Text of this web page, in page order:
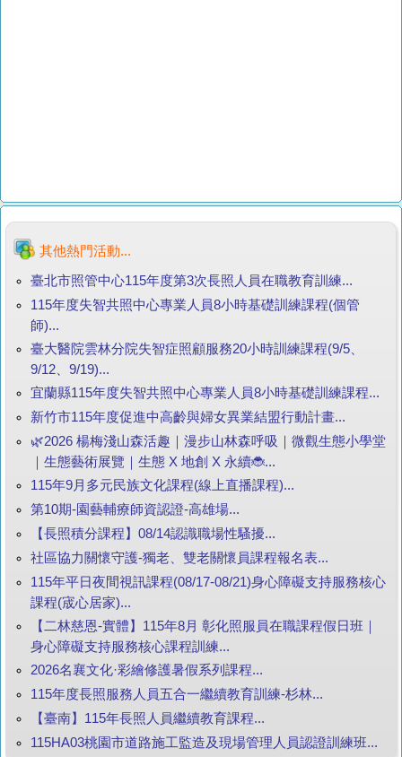
其他熱門活動...
臺北市照管中心115年度第3次長照人員在職教育訓練...
115年度失智共照中心專業人員8小時基礎訓練課程(個管
師)...
臺大醫院雲林分院失智症照顧服務20小時訓練課程(9/5、
9/12、9/19)...
宜蘭縣115年度失智共照中心專業人員8小時基礎訓練課程...
新竹市115年度促進中高齡與婦女異業結盟行動計畫...
🌿2026 楊梅淺山森活趣｜漫步山林森呼吸｜微觀生態小學堂
｜生態藝術展覽｜生態 X 地創 X 永續🐞...
115年9月多元民族文化課程(線上直播課程)...
第10期-園藝輔療師資認證-高雄場...
【長照積分課程】08/14認識職場性騷擾...
社區協力關懷守護-獨老、雙老關懷員課程報名表...
115年平日夜間視訊課程(08/17-08/21)身心障礙支持服務核心
課程(宬心居家)...
【二林慈恩-實體】115年8月 彰化照服員在職課程假日班｜
身心障礙支持服務核心課程訓練...
2026名襄文化·彩繪修護暑假系列課程...
115年度長照服務人員五合一繼續教育訓練-杉林...
【臺南】115年長照人員繼續教育課程...
115HA03桃園市道路施工監造及現場管理人員認證訓練班...